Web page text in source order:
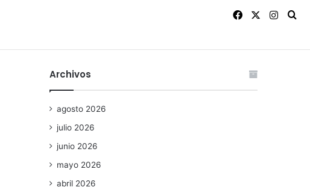
Facebook
Archivos
agosto 2026
julio 2026
junio 2026
mayo 2026
abril 2026